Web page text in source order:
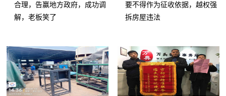
合理，告赢地方政府，成功调
解，老板笑了
要不得作为征收依据，越权强
拆房屋违法